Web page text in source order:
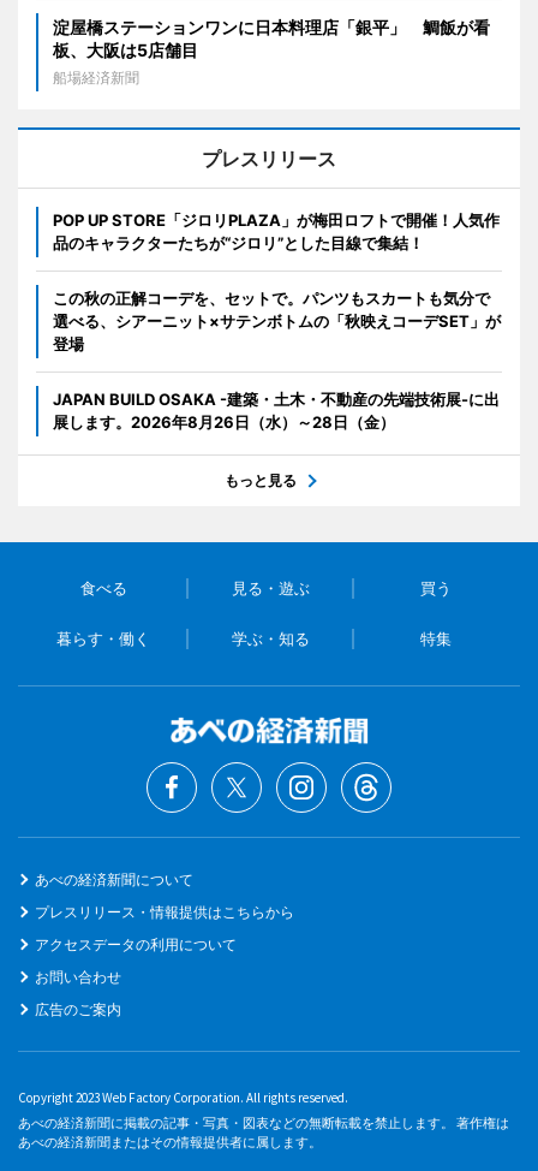
淀屋橋ステーションワンに日本料理店「銀平」 鯛飯が看
板、大阪は5店舗目
船場経済新聞
プレスリリース
POP UP STORE「ジロリPLAZA」が梅田ロフトで開催！人気作
品のキャラクターたちが“ジロリ”とした目線で集結！
この秋の正解コーデを、セットで。パンツもスカートも気分で
選べる、シアーニット×サテンボトムの「秋映えコーデSET」が
登場
JAPAN BUILD OSAKA -建築・土木・不動産の先端技術展-に出
展します。2026年8月26日（水）～28日（金）
もっと見る
食べる 見る・遊ぶ 買う
暮らす・働く 学ぶ・知る 特集
あべの経済新聞について
プレスリリース・情報提供はこちらから
アクセスデータの利用について
お問い合わせ
広告のご案内
Copyright 2023 Web Factory Corporation. All rights reserved.
あべの経済新聞に掲載の記事・写真・図表などの無断転載を禁止します。 著作権は
あべの経済新聞またはその情報提供者に属します。